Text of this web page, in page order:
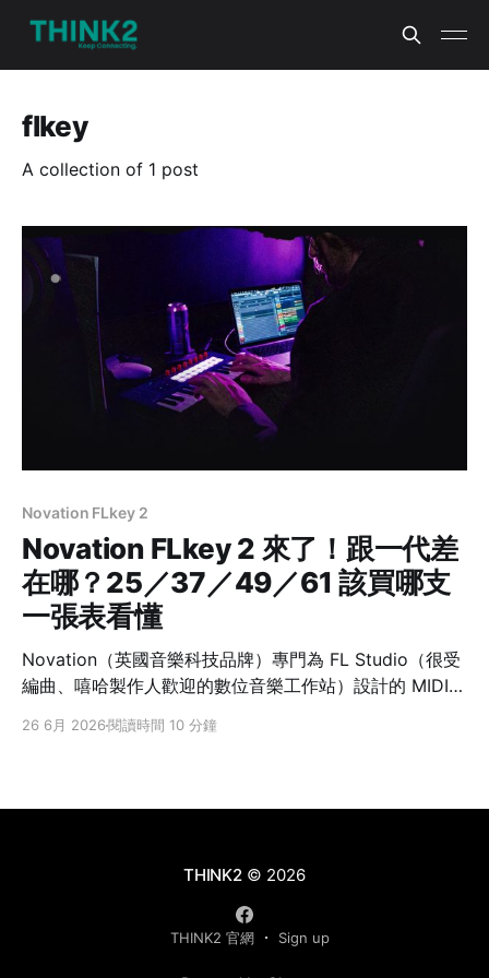
flkey
A collection of 1 post
Novation FLkey 2
Novation FLkey 2 來了！跟一代差
在哪？25／37／49／61 該買哪支
一張表看懂
Novation（英國音樂科技品牌）專門為 FL Studio（很受
編曲、嘻哈製作人歡迎的數位音樂工作站）設計的 MIDI
人搞混的點：FLkey 是給 FL Studio 用的，不是 Ableton
一代 FLkey二代 FLkey 2 螢幕Mini 25 無；37／49／61
26 6月 2026閱讀時間 10 分鐘
THINK2© 2026
THINK2 官網 Sign up